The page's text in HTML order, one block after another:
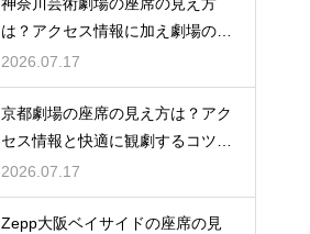
神奈川芸術劇場の座席の見え方
は？アクセス情報に加え劇場の魅
力を徹底解説
2026.07.17
京都劇場の座席の見え方は？アク
セス情報と快適に観劇するコツを
事前にチェック
2026.07.17
Zepp大阪ベイサイドの座席の見